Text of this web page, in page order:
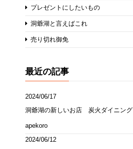
プレゼントにしたいもの
洞爺湖と言えばこれ
売り切れ御免
最近の記事
2024/06/17
洞爺湖の新しいお店 炭火ダイニング
apekoro
2024/06/12